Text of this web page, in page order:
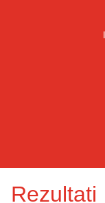
Rezultati